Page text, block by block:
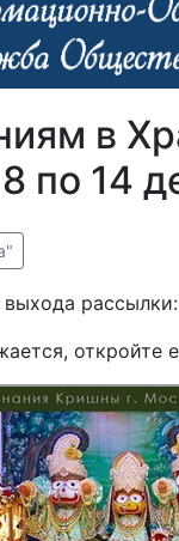
в
по 14
выхода
откройте